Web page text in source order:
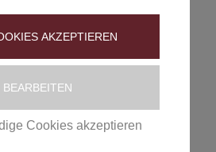
aus dem Ausland?
AKZEPTIEREN
BEARBEITEN
Cookies akzeptieren